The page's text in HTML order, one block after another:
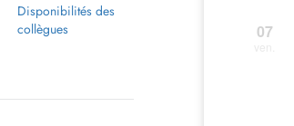
07
Disponibilités des
collègues